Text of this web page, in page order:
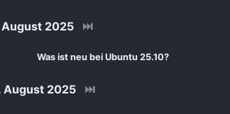
2025 ⏭
Was ist neu bei Ubuntu 25.10?
August 2025 ⏭